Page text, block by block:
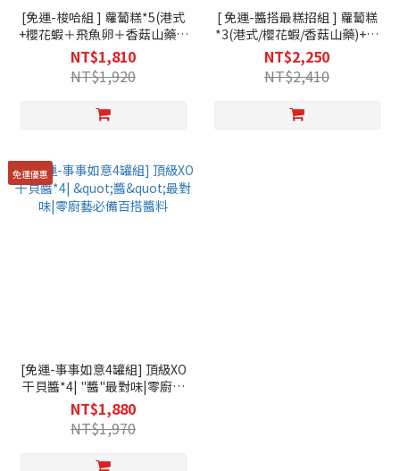
[免運-梭哈組 ] 蘿蔔糕*5(港式
+櫻花蝦＋飛魚卵＋香菇山藥＋
藜麥）所有口味一次滿足=早
餐/點心/宵夜好幫手
NT$1,810
NT$1,920
[ 免運-醬搭最糕招組 ] 蘿蔔糕
*3(港式/櫻花蝦/香菇山藥)+頂
級XO干貝醬*3=有機食材/野餐
必備/人氣組合
NT$2,250
NT$2,410
免運優惠
[免運-事事如意4罐組] 頂級XO
干貝醬*4| "醬"最對味|零廚藝
必備百搭醬料
NT$1,880
NT$1,970